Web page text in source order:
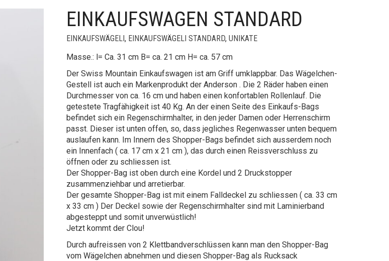
EINKAUFSWAGEN STANDARD
EINKAUFSWÄGELI, EINKAUFSWÄGELI STANDARD, UNIKATE
Masse.: l= Ca. 31 cm B= ca. 21 cm H= ca. 57 cm
Der Swiss Mountain Einkaufswagen ist am Griff umklappbar. Das Wägelchen-
Gestell ist auch ein Markenprodukt der Anderson . Die 2 Räder haben einen
Durchmesser von ca. 16 cm und haben einen konfortablen Rollenlauf. Die
getestete Tragfähigkeit ist 40 Kg. An der einen Seite des Einkaufs-Bags
befindet sich ein Regenschirmhalter, in den jeder Damen oder Herrenschirm
passt. Dieser ist unten offen, so, dass jegliches Regenwasser unten bequem
auslaufen kann. Im Innern des Shopper-Bags befindet sich ausserdem noch
ein Innenfach ( ca. 17 cm x 21 cm ), das durch einen Reissverschluss zu
öffnen oder zu schliessen ist.
Der Shopper-Bag ist oben durch eine Kordel und 2 Druckstopper
zusammenziehbar und arretierbar.
Der gesamte Shopper-Bag ist mit einem Falldeckel zu schliessen ( ca. 33 cm
x 33 cm ) Der Deckel sowie der Regenschirmhalter sind mit Laminierband
abgesteppt und somit unverwüstlich!
Jetzt kommt der Clou!
Durch aufreissen von 2 Klettbandverschlüssen kann man den Shopper-Bag
vom Wägelchen abnehmen und diesen Shopper-Bag als Rucksack